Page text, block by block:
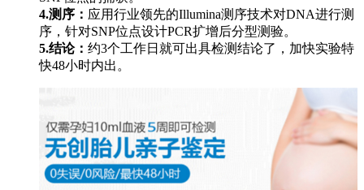
4.测序： 应用行业领先的Illumina测序技术对DNA进行测
序，针对SNP位点设计PCR扩增后分型测验。
5.结论： 约3个工作日就可出具检测结论了，加快实验特
快48小时内出。